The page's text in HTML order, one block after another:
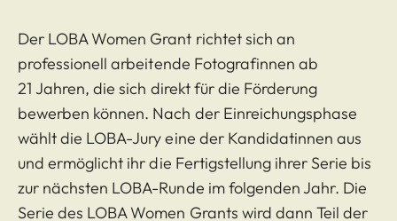
Der LOBA Women Grant richtet sich an
professionell arbeitende Fotografinnen ab
21 Jahren, die sich direkt für die Förderung
bewerben können. Nach der Einreichungsphase
wählt die LOBA-Jury eine der Kandidatinnen aus
und ermöglicht ihr die Fertigstellung ihrer Serie bis
zur nächsten LOBA-Runde im folgenden Jahr. Die
Serie des LOBA Women Grants wird dann Teil der